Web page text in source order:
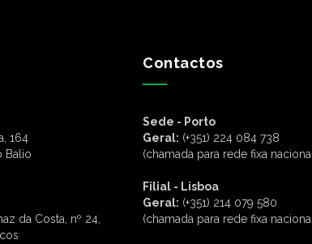
164
Balio
da Costa, nº 24,
Contactos
Sede - Porto
Geral: (+351) 224 084 738
(chamada para rede fixa
Filial - Lisboa
Geral: (+351) 214 079 580
(chamada para rede fixa